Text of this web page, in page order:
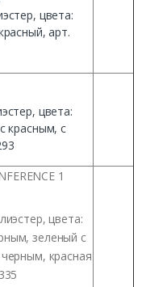
, цвета:
, арт.
, цвета:
красным, с
1
, цвета:
,зеленый с
черным, красная